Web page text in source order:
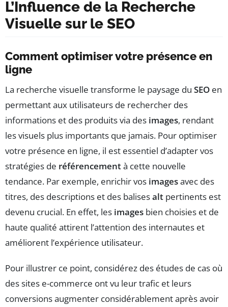
L’Influence de la Recherche
Visuelle sur le SEO
Comment optimiser votre présence en
ligne
La recherche visuelle transforme le paysage du SEO en
permettant aux utilisateurs de rechercher des
informations et des produits via des images, rendant
les visuels plus importants que jamais. Pour optimiser
votre présence en ligne, il est essentiel d’adapter vos
stratégies de référencementà cette nouvelle
tendance. Par exemple, enrichir vos imagesavec des
titres, des descriptions et des balisesalt pertinents est
devenu crucial. En effet, les images bien choisies et de
haute qualité attirent l’attention des internautes et
améliorent l’expérience utilisateur.
Pour illustrer ce point, considérez des études de cas où
des sites e-commerce ont vu leur trafic et leurs
conversions augmenter considérablement après avoir